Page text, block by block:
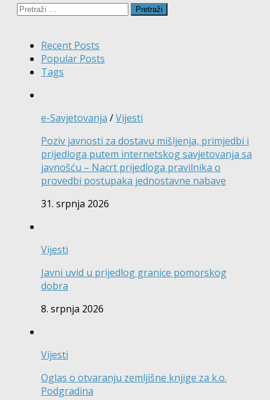
Pretraži:
Recent Posts
Popular Posts
Tags
e-Savjetovanja /Vijesti
Poziv javnosti za dostavu mišljenja, primjedbi i
prijedloga putem internetskog savjetovanja sa
javnošću – Nacrt prijedloga pravilnika o
provedbi postupaka jednostavne nabave
31. srpnja 2026
Vijesti
Javni uvid u prijedlog granice pomorskog
dobra
8. srpnja 2026
Vijesti
Oglas o otvaranju zemljišne knjige za k.o.
Podgradina